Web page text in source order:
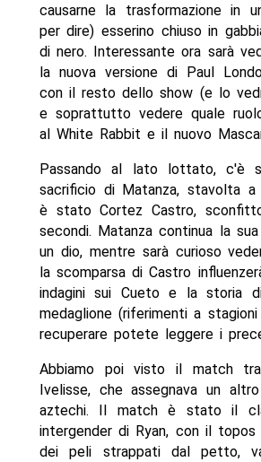
causarne la trasformazione in
per dire) esserino chiuso in
di nero. Interessante ora sarà
la nuova versione di Paul
con il resto dello show (e lo
e soprattutto vedere quale
al White Rabbit e il nuovo
Passando al lato lottato, c'è
sacrificio di Matanza, stavolta
è stato Cortez Castro,
secondi. Matanza continua la
un dio, mentre sarà curioso
la scomparsa di Castro
indagini sui Cueto e la storia
medaglione (riferimenti a
recuperare potete leggere i
Abbiamo poi visto il match
Ivelisse, che assegnava un
aztechi. Il match è stato il
intergender di Ryan, con il
dei peli strappati dal petto,